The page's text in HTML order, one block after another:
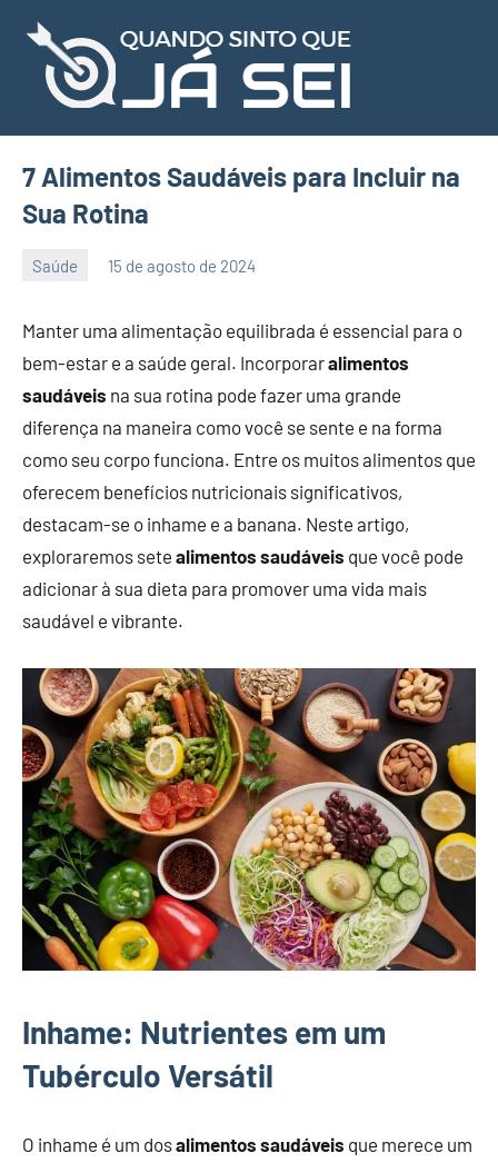
para
conteúdo
e
de
7 Alimentos Saudáveis para Incluir na
Sua Rotina
Saúde 15 de agosto de 2024
quandosintoquejasei.com.br
Manter uma alimentação equilibrada é essencial para o
bem-estar e a saúde geral. Incorporaralimentos
saudáveis na sua rotina pode fazer uma grande
diferença na maneira como você se sente e na forma
como seu corpo funciona. Entre os muitos alimentos que
oferecem benefícios nutricionais significativos,
destacam-se o inhame e a banana. Neste artigo,
exploraremos sete alimentos saudáveis que você pode
adicionar à sua dieta para promover uma vida mais
saudável e vibrante.
Inhame: Nutrientes em um
Tubérculo Versátil
O inhame é um dosalimentos saudáveis que merece um